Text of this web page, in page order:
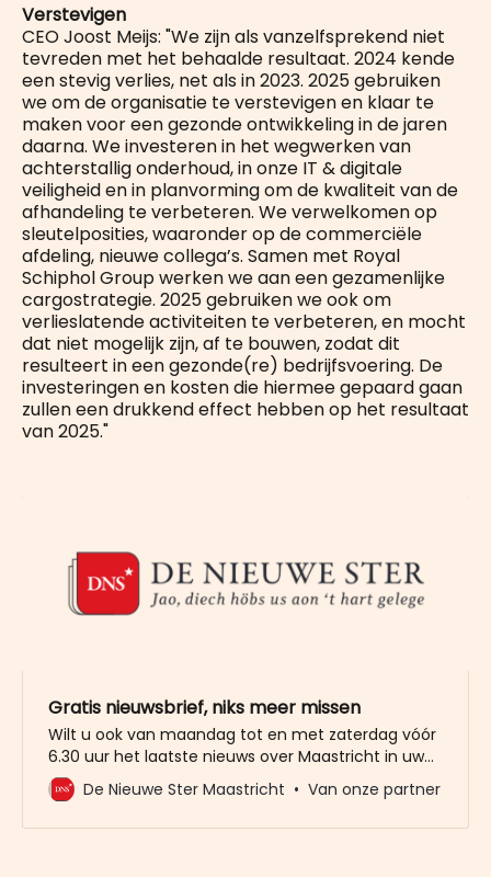
Verstevigen
CEO Joost Meijs: "We zijn als vanzelfsprekend niet
tevreden met het behaalde resultaat. 2024 kende
een stevig verlies, net als in 2023. 2025 gebruiken
we om de organisatie te verstevigen en klaar te
maken voor een gezonde ontwikkeling in de jaren
daarna. We investeren in het wegwerken van
achterstallig onderhoud, in onze IT & digitale
veiligheid en in planvorming om de kwaliteit van de
afhandeling te verbeteren. We verwelkomen op
sleutelposities, waaronder op de commerciële
afdeling, nieuwe collega’s. Samen met Royal
Schiphol Group werken we aan een gezamenlijke
cargostrategie. 2025 gebruiken we ook om
verlieslatende activiteiten te verbeteren, en mocht
dat niet mogelijk zijn, af te bouwen, zodat dit
resulteert in een gezonde(re) bedrijfsvoering. De
investeringen en kosten die hiermee gepaard gaan
zullen een drukkend effect hebben op het resultaat
van 2025."
Gratis nieuwsbrief, niks meer missen
Wilt u ook van maandag tot en met zaterdag vóór
6.30 uur het laatste nieuws over Maastricht in uw
mailbox? Meld u dan gratis aan voor de nieuwbrief
van De Nieuwe Ster. Meer dan 20.000 trouwe lezers
De Nieuwe Ster Maastricht Van onze partner